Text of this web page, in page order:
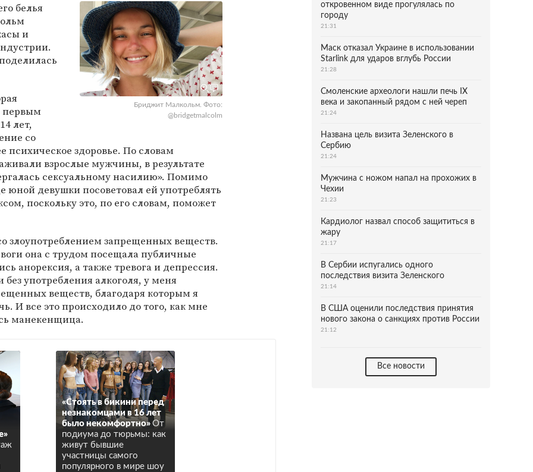
Бриджит Малкольм. Фото:
@bridgetmalcolm
белья
и
первым
лет,
со
психическое здоровье. По словам
взрослые мужчины, в результате
сексуальному насилию». Помимо
юной девушки посоветовал ей употреблять
поскольку это, по его словам, поможет
злоупотреблением запрещенных веществ.
она с трудом посещала публичные
анорексия, а также тревога и депрессия.
употребления алкоголя, у меня
веществ, благодаря которым я
И все это происходило до того, как мне
манекенщица.
«Стоять в бикини перед
незнакомцами в 16 лет
было некомфортно» От
подиума до тюрьмы: как
живут бывшие
участницы самого
популярного в мире шоу
откровенном виде прогулялась по
городу
21:31
Маск отказал Украине в использовании
Starlink для ударов вглубь России
21:28
Смоленские археологи нашли печь IX
века и закопанный рядом с ней череп
21:24
Названа цель визита Зеленского в
Сербию
21:24
Мужчина с ножом напал на прохожих в
Чехии
21:23
Кардиолог назвал способ защититься в
жару
21:17
В Сербии испугались одного
последствия визита Зеленского
21:14
В США оценили последствия принятия
нового закона о санкциях против России
21:12
Все новости